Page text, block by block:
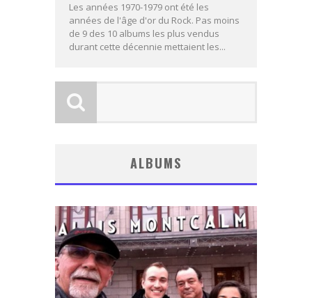
Les années 1970-1979 ont été les
années de l'âge d'or du Rock. Pas moins
de 9 des 10 albums les plus vendus
durant cette décennie mettaient les...
ALBUMS